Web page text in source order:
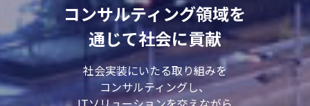
コンサルティング領域を
通じて社会に貢献
社会実装にいたる取り組みを
コンサルティングし、